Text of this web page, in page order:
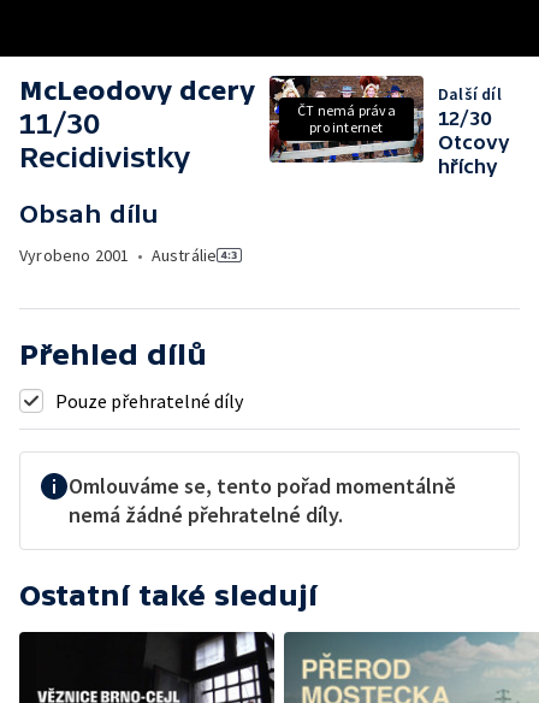
McLeodovy dcery
11/30
Recidivistky
Obsah dílu
Vyrobeno 2001 • Austrálie
ČT nemá práva
pro internet
Další díl
12/30
Otcovy
hříchy
Přehled dílů
Pouze přehratelné díly
Omlouváme se, tento pořad momentálně
nemá žádné přehratelné díly.
Ostatní také sledují